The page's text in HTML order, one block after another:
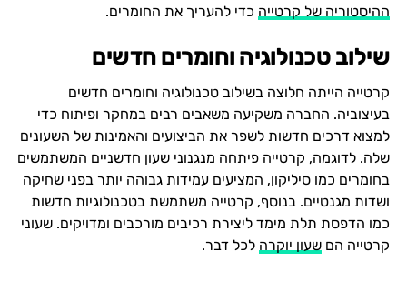
ההיסטוריה של קרטייה כדי להעריך את החומרים.
שילוב טכנולוגיה וחומרים חדשים
קרטייה הייתה חלוצה בשילוב טכנולוגיה וחומרים חדשים
בעיצוביה. החברה משקיעה משאבים רבים במחקר ופיתוח כדי
למצוא דרכים חדשות לשפר את הביצועים והאמינות של השעונים
שלה. לדוגמה, קרטייה פיתחה מנגנוני שעון חדשניים המשתמשים
בחומרים כמו סיליקון, המציעים עמידות גבוהה יותר בפני שחיקה
ושדות מגנטיים. בנוסף, קרטייה משתמשת בטכנולוגיות חדשות
כמו הדפסת תלת מימד ליצירת רכיבים מורכבים ומדויקים. שעוני
קרטייה הם שעון יוקרה לכל דבר.